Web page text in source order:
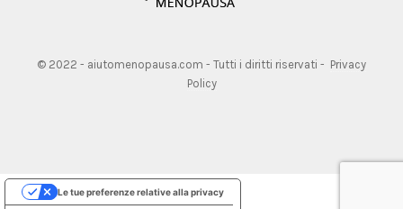
© 2022 - aiutomenopausa.com - Tutti i diritti riservati - Privacy
Policy
Le tue preferenze relative alla privacy